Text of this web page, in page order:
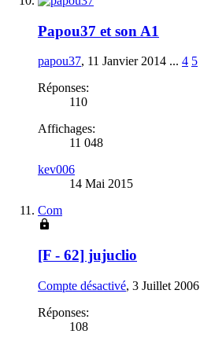
Papou37 et son A1
papou37, 11 Janvier 2014 ... 4 5
Réponses:
110
Affichages:
11 048
kev006
14 Mai 2015
Com
[F - 62] jujuclio
Compte désactivé, 3 Juillet 2006
Réponses:
108